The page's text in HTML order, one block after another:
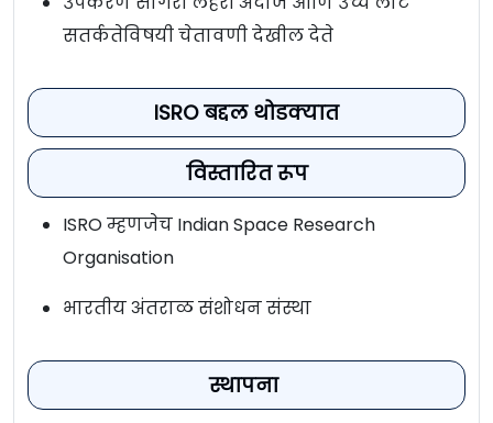
सतर्कतेविषयी चेतावणी देखील देते
ISRO बद्दल थोडक्यात
विस्तारित रूप
ISRO म्हणजेच Indian Space Research
Organisation
भारतीय अंतराळ संशोधन संस्था
स्थापना